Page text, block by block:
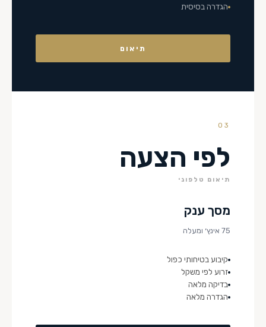
הגדרה בסיסית
תיאום
03
לפי הצעה
תיאום טלפוני
מסך ענק
75 אינץ׳ ומעלה
קיבוע בטיחותי כפול
זרוע לפי משקל
בדיקה מלאה
הגדרה מלאה